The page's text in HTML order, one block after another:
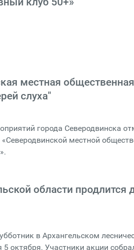
местная общественная
слуха"
города Северодвинска
местной
области продлится
в Архангельском
5 октября. Участники акции